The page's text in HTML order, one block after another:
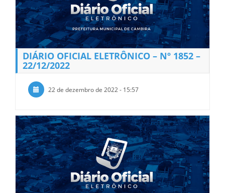
DIÁRIO OFICIAL ELETRÔNICO – Nº 1852 –
22/12/2022
22 de dezembro de 2022 - 15:57